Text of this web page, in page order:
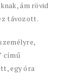
ám rövid
távozott.
című
egy óra